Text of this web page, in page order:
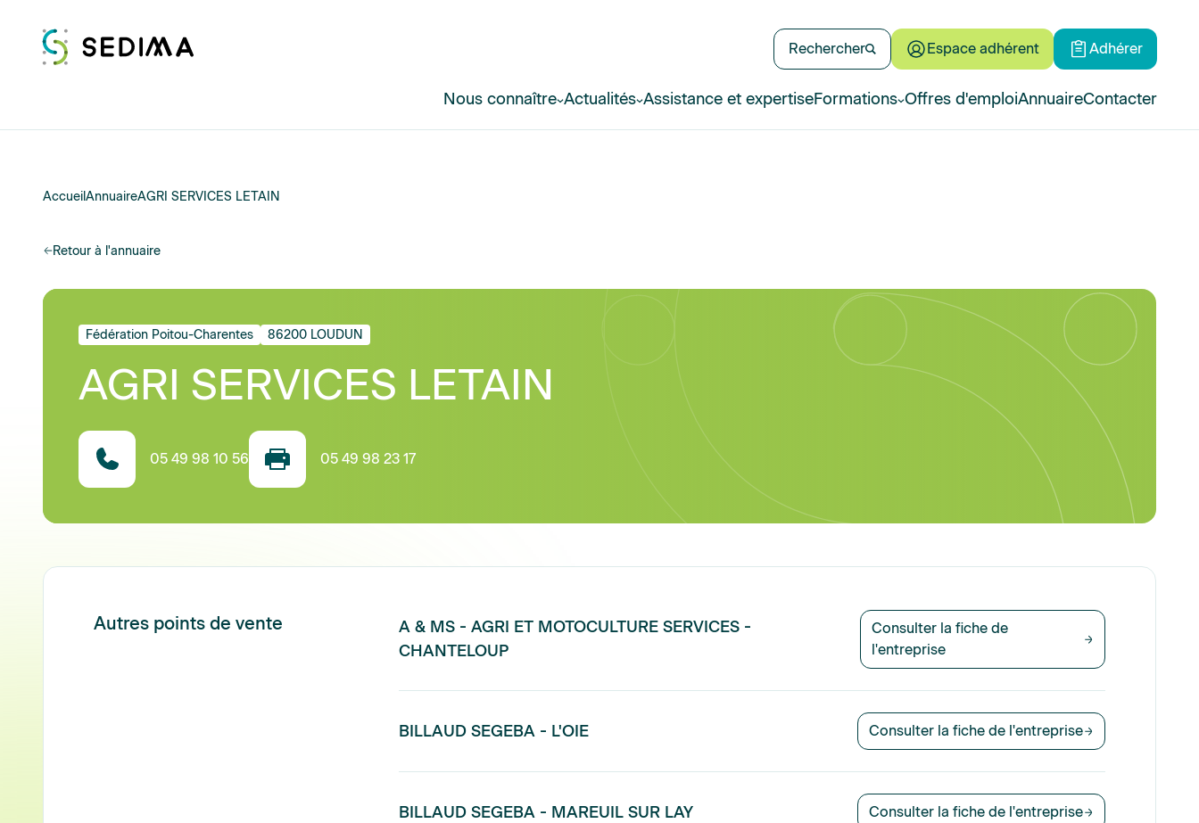
Rechercher Espace adhérent Adhérer
Nous connaître Actualités Assistance et expertiseFormations Offres d'emploiAnnuaireContacter
AccueilAnnuaireAGRI SERVICES LETAIN
Retour à l'annuaire
Fédération Poitou-Charentes 86200 LOUDUN
AGRI SERVICES LETAIN
05 49 98 10 56 05 49 98 23 17
Autres points de vente
A & MS - AGRI ET MOTOCULTURE SERVICES -
CHANTELOUP
Consulter la fiche de
l'entreprise
BILLAUD SEGEBA - L'OIE Consulter la fiche de l'entreprise
BILLAUD SEGEBA - MAREUIL SUR LAY Consulter la fiche de l'entreprise